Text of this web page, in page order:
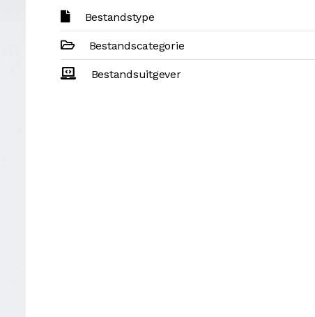
Bestandstype
Bestandscategorie
Bestandsuitgever